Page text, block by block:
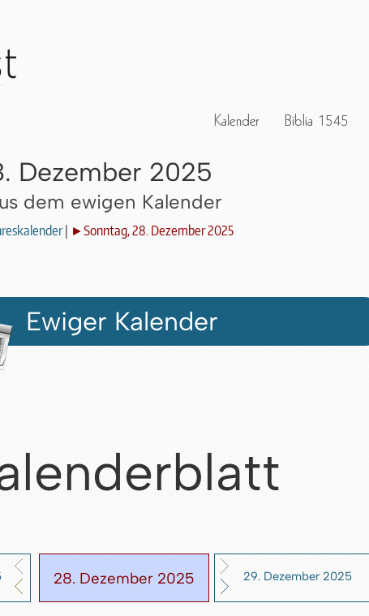
Dezember 2025
dem ewigen Kalender
| ►Sonntag, 28. Dezember 2025
Ewiger Kalender
28. Dezember 2025 29. Dezember 2025